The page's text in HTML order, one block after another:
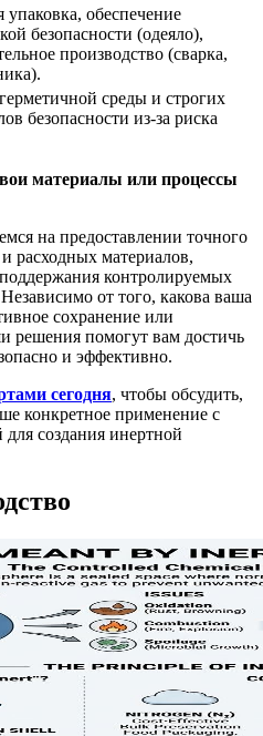
обеспечение
безопасности (одеяло),
производство (сварка,
среды и строгих
безопасности из-за риска
материалы или процессы
на предоставлении точного
расходных материалов,
контролируемых
от того, какова ваша
сохранение или
решения помогут вам достичь
и эффективно.
сегодня, чтобы обсудить,
конкретное применение с
создания инертной